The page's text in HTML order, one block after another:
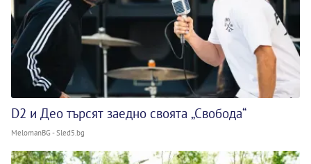
D2 и Део търсят заедно своята „Свобода“
MelomanBG - Sled5.bg